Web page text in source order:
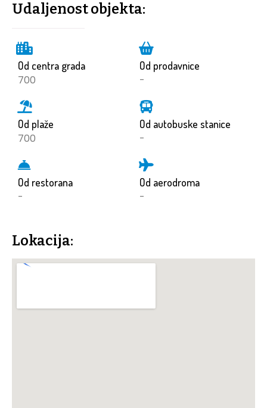
Udaljenost objekta:
Od centra grada
700
Od plaže
700
Od restorana
-
Od prodavnice
-
Od autobuske stanice
-
Od aerodroma
-
Lokacija: